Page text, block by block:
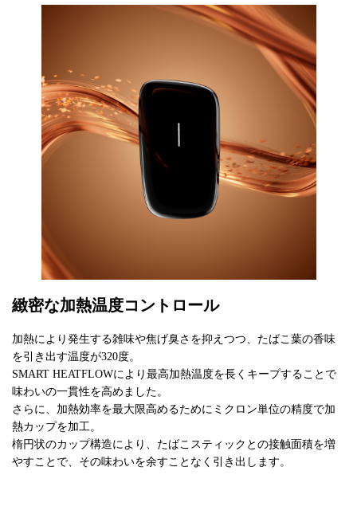
緻密な加熱温度コントロール
加熱により発生する雑味や焦げ臭さを抑えつつ、たばこ葉の香味
を引き出す温度が320度。
SMART HEATFLOWにより最高加熱温度を長くキープすることで
味わいの一貫性を高めました。
さらに、加熱効率を最大限高めるためにミクロン単位の精度で加
熱カップを加工。
楕円状のカップ構造により、たばこスティックとの接触面積を増
やすことで、その味わいを余すことなく引き出します。